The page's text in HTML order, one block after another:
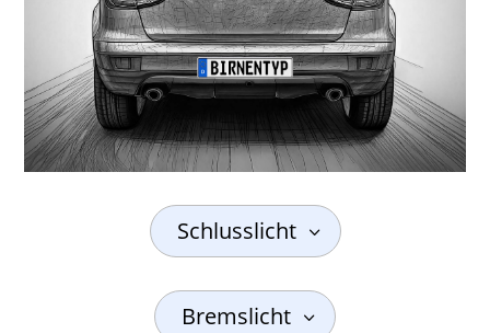
Schlusslicht
Bremslicht